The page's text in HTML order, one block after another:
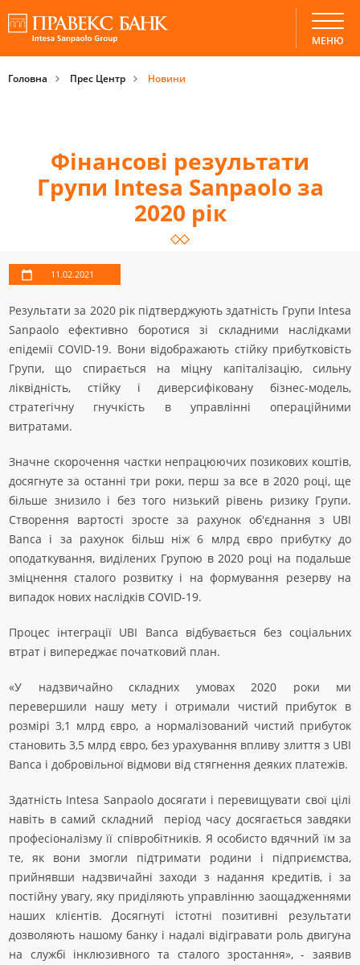
МЕНЮ
Головна Прес Центр Новини
Фінансові результати
Групи Intesa Sanpaolo за
2020 рік
11.02.2021
Результати за 2020 рік підтверджують здатність Групи Intesa
Sanpaolo ефективно боротися зі складними наслідками
епідемії COVID-19. Вони відображають стійку прибутковість
Групи, що спирається на міцну капіталізацію, сильну
ліквідність, стійку і диверсифіковану бізнес-модель,
стратегічну гнучкість в управлінні операційними
витратами.
Значне скорочення частки непрацюючих позикових коштів,
досягнуте за останні три роки, перш за все в 2020 році, ще
більше знизило і без того низький рівень ризику Групи.
Створення вартості зросте за рахунок об'єднання з UBI
Banca і за рахунок більш ніж 6 млрд євро прибутку до
оподаткування, виділених Групою в 2020 році на подальше
зміцнення сталого розвитку і на формування резерву на
випадок нових наслідків COVID-19.
Процес інтеграції UBI Banca відбувається без соціальних
втрат і випереджає початковий план.
«У надзвичайно складних умовах 2020 роки ми
перевершили нашу мету і отримали чистий прибуток в
розмірі 3,1 млрд євро, а нормалізований чистий прибуток
становить 3,5 млрд євро, без урахування впливу злиття з UBI
Banca і добровільної відмови від стягнення деяких платежів.
Здатність Intesa Sanpaolo досягати і перевищувати свої цілі
навіть в самий складний період часу досягається завдяки
професіоналізму її співробітників. Я особисто вдячний їм за
те, як вони змогли підтримати родини і підприємства,
прийнявши надзвичайні заходи з надання кредитів, і за
постійну увагу, яку приділяють управлінню заощадженнями
наших клієнтів. Досягнуті істотні позитивні результати
дозволяють нашому банку і надалі відігравати роль двигуна
на службі інклюзивного та сталого зростання», - заявив